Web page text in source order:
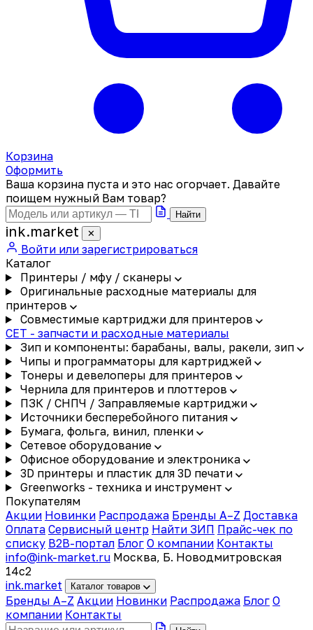
Корзина
Оформить
Ваша корзина пуста и это нас огорчает. Давайте
поищем нужный Вам товар?
Найти
ink.market ✕
Войти или зарегистрироваться
Каталог
Принтеры / мфу / сканеры
Оригинальные расходные материалы для
принтеров
Совместимые картриджи для принтеров
CET - запчасти и расходные материалы
Зип и компоненты: барабаны, валы, ракели, зип
Чипы и программаторы для картриджей
Тонеры и девелоперы для принтеров
Чернила для принтеров и плоттеров
ПЗК / СНПЧ / Заправляемые картриджи
Источники бесперебойного питания
Бумага, фольга, винил, пленки
Сетевое оборудование
Офисное оборудование и электроника
3D принтеры и пластик для 3D печати
Greenworks - техника и инструмент
Покупателям
Акции Новинки Распродажа Бренды A–Z Доставка
Оплата Сервисный центр Найти ЗИП Прайс-чек по
списку B2B-портал Блог О компании Контакты
info@ink-market.ru Москва, Б. Новодмитровская
14с2
ink.market Каталог товаров
Бренды A–Z Акции Новинки Распродажа Блог О
компании Контакты